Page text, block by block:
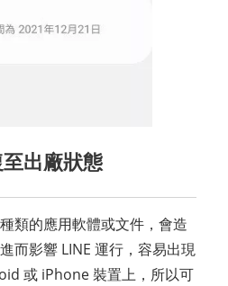
出廠狀態
類的應用軟體或文件，會造
而影響 LINE 運行，容易出現
或 iPhone 裝置上，所以可